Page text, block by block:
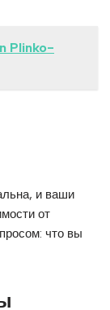
Plinko-
и ваши
от
что вы